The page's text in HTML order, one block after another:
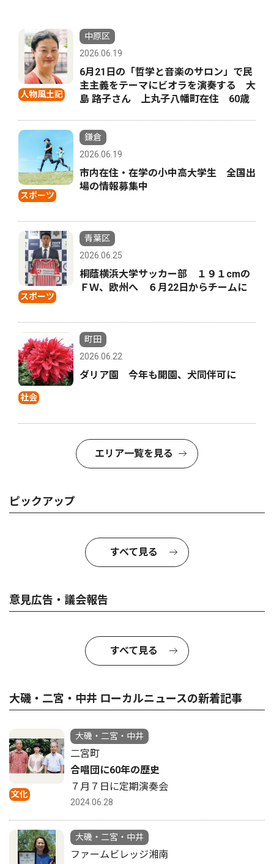
人物風土記
中原区
2026.06.19
6月21日の「哲学と音楽のサロン」で民
主主義をテーマにビオラを演奏する 大
島 路子さん 上丸子八幡町在住 60歳
スポーツ
鎌倉
2026.06.19
市内在住・在学の小中高大学生 全国出
場の情報募集中
スポーツ
青葉区
2026.06.25
桐蔭横浜大学サッカー部 １９１cmの
ＦＷ、欧州へ ６月22日からチームに
社会
町田
2026.06.22
ダリア園 今年も開園、犬同伴可に
エリア一覧を見る
ピックアップ
すべて見る
意見広告・議会報告
すべて見る
大磯・二宮・中井 ローカルニュースの新着記事
文化
大磯・二宮・中井
二宮町
合唱団に60年の歴史
７月７日に定期演奏会
2024.06.28
大磯・二宮・中井
ファームビレッジ湘南